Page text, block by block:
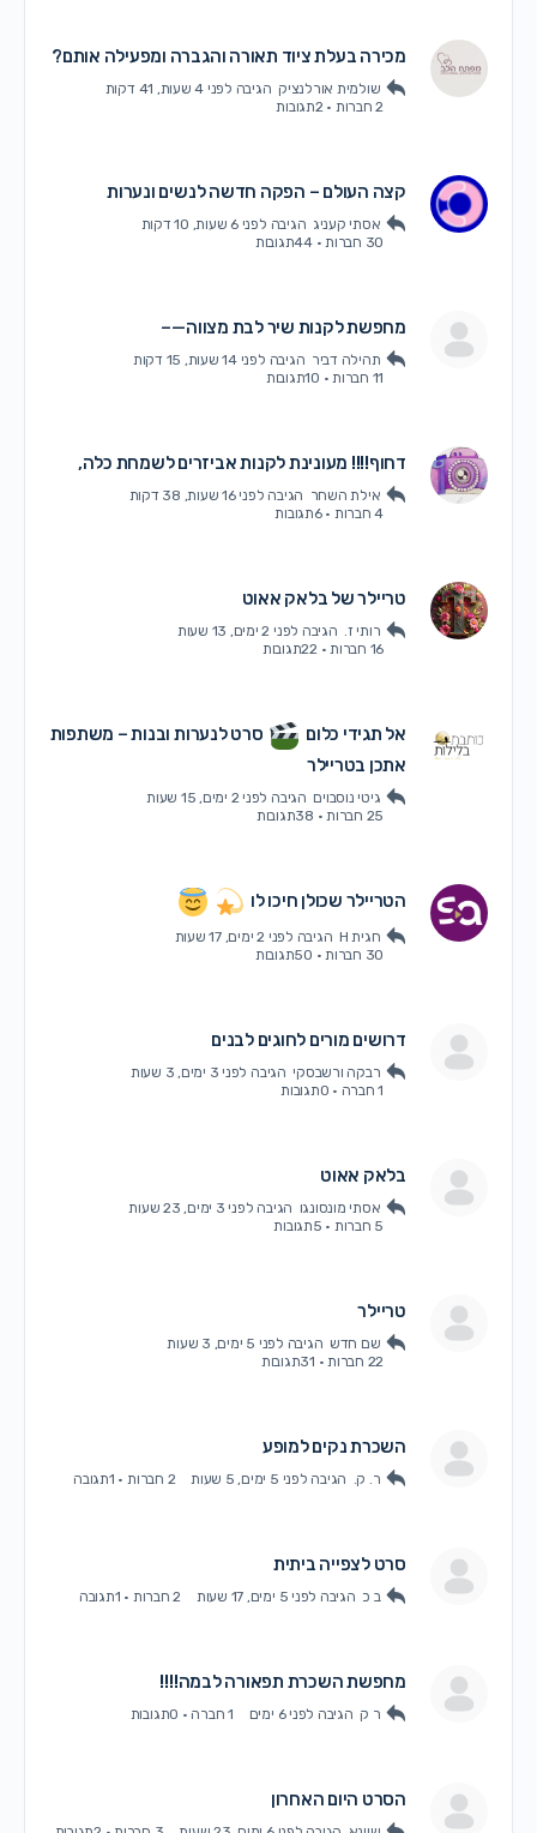
מכירה בעלת ציוד תאורה והגברה ומפעילה אותם?
שולמית אורלנציק הגיבה לפני 4 שעות, 41 דקות
2 חברות
· 2תגובות
קצה העולם – הפקה חדשה לנשים ונערות
אסתי קעניג הגיבה לפני 6 שעות, 10 דקות
30 חברות
· 44תגובות
מחפשת לקנות שיר לבת מצווה—–
תהילה דביר הגיבה לפני 14 שעות, 15 דקות
11 חברות
· 10תגובות
דחוף!!!! מעונינת לקנות אביזרים לשמחת כלה,
אילת השחר הגיבה לפני 16 שעות, 38 דקות
4 חברות
· 6תגובות
טריילר של בלאק אאוט
רותי ז. הגיבה לפני 2 ימים, 13 שעות
16 חברות
· 22תגובות
אל תגידי כלום
סרט לנערות ובנות – משתפות
אתכן בטריילר
גיטי נוסבוים הגיבה לפני 2 ימים, 15 שעות
25 חברות
· 38תגובות
הטריילר שכולן חיכו לו
חגית H הגיבה לפני 2 ימים, 17 שעות
30 חברות
· 50תגובות
דרושים מורים לחוגים לבנים
רבקה ורשבסקי הגיבה לפני 3 ימים, 3 שעות
1 חברה
· 0תגובות
בלאק אאוט
אסתי מונסונגו הגיבה לפני 3 ימים, 23 שעות
5 חברות
· 5תגובות
טריילר
שם חדש הגיבה לפני 5 ימים, 3 שעות
22 חברות
· 31תגובות
השכרת נקים למופע
ר. ק. הגיבה לפני 5 ימים, 5 שעות 2 חברות · 1תגובה
סרט לצפייה ביתית
ב כ הגיבה לפני 5 ימים, 17 שעות 2 חברות · 1תגובה
מחפשת השכרת תפאורה לבמה!!!!
ר ק הגיבה לפני 6 ימים 1 חברה · 0תגובות
הסרט היום האחרון